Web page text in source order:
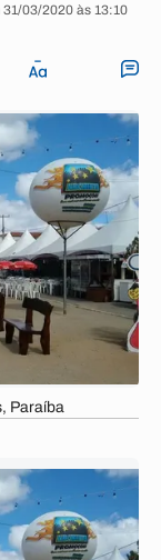
03/2020 às 13:10
Paraíba